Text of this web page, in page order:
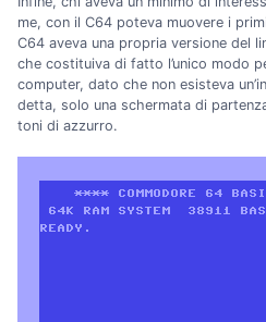
me, con il C64 poteva muovere i
C64 aveva una propria versione del
che costituiva di fatto l’unico modo
computer, dato che non esisteva
detta, solo una schermata di
toni di azzurro.